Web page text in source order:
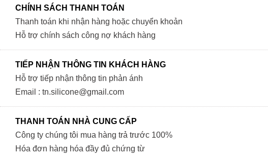
CHÍNH SÁCH THANH TOÁN
Thanh toán khi nhận hàng hoặc chuyển khoản
Hỗ trợ chính sách công nợ khách hàng
TIẾP NHẬN THÔNG TIN KHÁCH HÀNG
Hỗ trợ tiếp nhận thông tin phản ánh
Email : tn.silicone@gmail.com
THANH TOÁN NHÀ CUNG CẤP
Công ty chúng tôi mua hàng trả trước 100%
Hóa đơn hàng hóa đầy đủ chứng từ